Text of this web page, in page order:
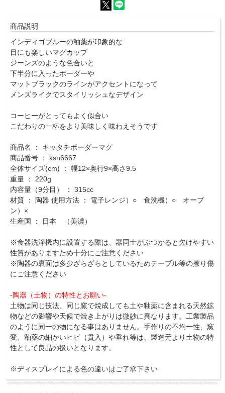
商品説明
インディゴブルーの釉薬が印象的な
目にも楽しいマグカップ
ジーンズのような色合いと
下半分に入ったボーダーや
マットブラックのラインがアクセントになって
メンズライクでスタイリッシュなデザイン
コーヒーがとってもよく似合い
こだわりの一杯をより美味しく味わえそうです
商品名 ： キッタチボーダーマグ
商品番号 ： ksn6667
全体サイズ(cm) ： 幅12×奥行9×高さ9.5
重量 ： 220g
内容量（9分目） ： 315cc
材質 ： 陶器 使用方法 ： 電子レンジ）○ 食洗機）○ オーブ
ン）×
生産国 ： 日本 （美濃）
※食器洗浄機内に設置する際は、器同士がぶつかると欠けやすい
性質がありますため十分にご注意ください
※陶器の裏面は多少ざらざらとしているためテーブル等の擦り傷
にご注意ください
-陶器（土物）の特性とお願い-
土物は同じ技法、同じ窯で焼成しても土や釉薬に含まれる天然鉱
物などの影響や天候で焼き上がりは微妙に異なります。工業製品
のように同一の物になる事はありません。手作りの不均一性、窯
変、釉薬の細かいヒビ（貫入）や垂れ等は、製造元より土物の特
性として良品の扱いとなります。
※ディスプレイによる色の違いはご了承下さい